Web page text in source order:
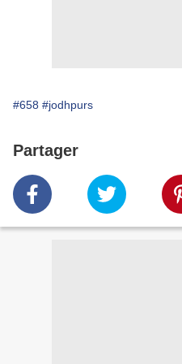
#658 #jodhpurs
Partager